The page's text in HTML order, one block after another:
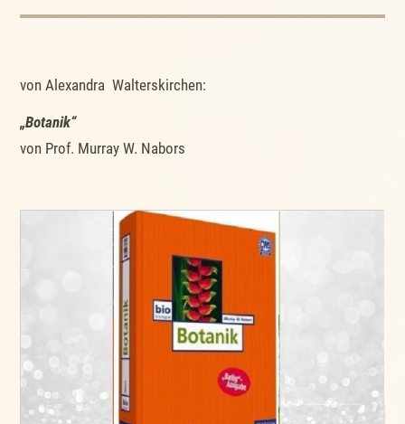
von Alexandra Walterskirchen:
„Botanik“
von Prof. Murray W. Nabors